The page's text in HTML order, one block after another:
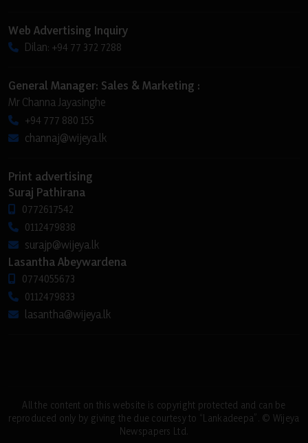
Web Advertising Inquiry
Dilan: +94 77 372 7288
General Manager: Sales & Marketing :
Mr Channa Jayasinghe
+94 777 880 155
channaj@wijeya.lk
Print advertising
Suraj Pathirana
0772617542
0112479838
surajp@wijeya.lk
Lasantha Abeywardena
0774055673
0112479833
lasantha@wijeya.lk
All the content on this website is copyright protected and can be
reproduced only by giving the due courtesy to “Lankadeepa”. © Wijeya
Newspapers Ltd.